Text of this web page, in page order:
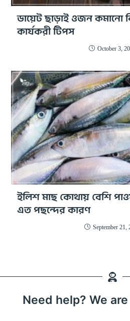
ডায়েট ছাড়াই ওজন কমানো
কার্যকরী টিপস
October 3,
ইলিশ মাছ কোথায় বেশি
এত পছন্দের কারণ
September 21,
Need help? We